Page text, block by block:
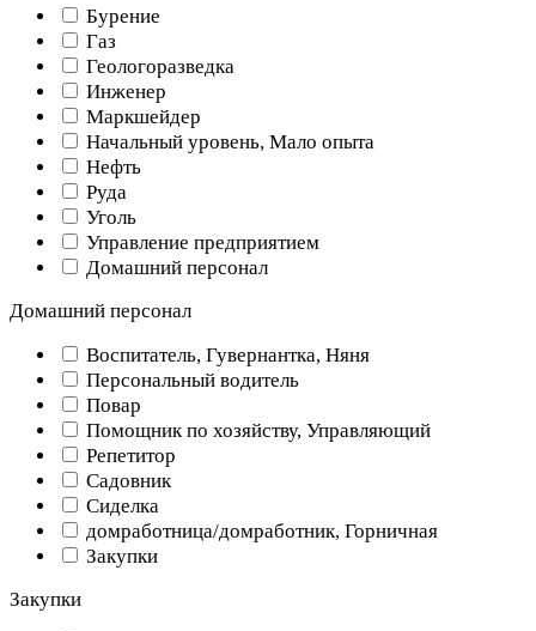
Бурение
Газ
Геологоразведка
Инженер
Маркшейдер
Начальный уровень, Мало опыта
Нефть
Руда
Уголь
Управление предприятием
Домашний персонал
Домашний персонал
Воспитатель, Гувернантка, Няня
Персональный водитель
Повар
Помощник по хозяйству, Управляющий
Репетитор
Садовник
Сиделка
домработница/домработник, Горничная
Закупки
Закупки